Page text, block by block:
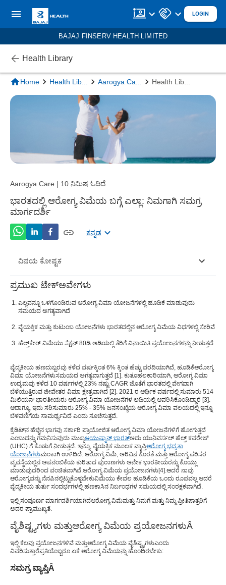
LOGIN
BAJAJ FINSERV HEALTH LIMITED
Health Library
Home Health Lib Aarogya Ca Health Lib
Aarogya Care | 10 ನಿಮಿಷ ಓದಿದೆ
ಭಾರತದಲ್ಲಿ ಆರೋಗ್ಯ ವಿಮೆಯ ಬಗ್ಗೆ ಎಲ್ಲಾ: ನಿಮಗಾಗಿ ಸಮಗ್ರ
ಮಾರ್ಗದರ್ಶಿ
ಕನ್ನಡ
ವಿಷಯ ಕೋಷ್ಟಕ
ಭಾರತದಲ್ಲಿ ಸರ್ಕಾರದ ಆರೋಗ್ಯ ವಿಮಾ ಯೋಜನೆಗಳುÂ
ಐಟಿ ಕಾಯಿದೆಯ ಸೆಕ್ಷನ್ 80ಡಿ ಅಡಿಯಲ್ಲಿ ತೆರಿಗೆ
ಪ್ರಯೋಜನಗಳುÂ
ಆರೋಗ್ಯ ವಿಮೆಯನ್ನು ಖರೀದಿಸುವ ಮೊದಲು ಪರಿಗಣಿಸಬೇಕಾದ
ವಿಷಯಗಳುÂ
ನಿಮ್ಮ ಆರೋಗ್ಯ ವಿಮಾ ಪಾಲಿಸಿಯನ್ನು ಹೆಚ್ಚು ಕೈಗೆಟುಕುವಂತೆ
ಮಾಡುವುದು ಹೇಗೆ?Â
ಪ್ರಮುಖ ಟೇಕ್ಅವೇಗಳು
ಎಲ್ಲವನ್ನೂ ಒಳಗೊಂಡಿರುವ ಆರೋಗ್ಯ ವಿಮಾ ಯೋಜನೆಗಳಲ್ಲಿ ಹೂಡಿಕೆ ಮಾಡುವುದು
ಸಮಯದ ಅಗತ್ಯವಾಗಿದೆ
ವೈಯಕ್ತಿಕ ಮತ್ತು ಕುಟುಂಬ ಯೋಜನೆಗಳು ಭಾರತದಲ್ಲಿನ ಆರೋಗ್ಯ ವಿಮೆಯ ವಿಧಗಳಲ್ಲಿ ಸೇರಿವೆ
ಹೆಲ್ತ್‌ಕೇರ್ ವಿಮೆಯು ಸೆಕ್ಷನ್ 80ಡಿ ಅಡಿಯಲ್ಲಿ ತೆರಿಗೆ ವಿನಾಯಿತಿ ಪ್ರಯೋಜನಗಳನ್ನು ನೀಡುತ್ತದೆ
ವೈದ್ಯಕೀಯ ಹಣದುಬ್ಬರವು ಕಳೆದ ವರ್ಷಕ್ಕಿಂತ 6% ಕ್ಕಿಂತ ಹೆಚ್ಚು ವರದಿಯಾಗಿದೆ, ಹೂಡಿಕೆಆರೋಗ್ಯ
ವಿಮಾ ಯೋಜನೆಗಳುಸಮಯದ ಅಗತ್ಯವಾಗುತ್ತದೆ [1]. ಕುತೂಹಲಕಾರಿಯಾಗಿ, ಆರೋಗ್ಯ ವಿಮಾ
ಉದ್ಯಮವು ಕಳೆದ 10 ವರ್ಷಗಳಲ್ಲಿ 23% ನಷ್ಟು CAGR ಜೊತೆಗೆ ಭಾರತದಲ್ಲಿ ವೇಗವಾಗಿ
ಬೆಳೆಯುತ್ತಿರುವ ಜೀವೇತರ ವಿಮಾ ಕ್ಷೇತ್ರವಾಗಿದೆ [2]. 2021 ರ ಆರ್ಥಿಕ ವರ್ಷದಲ್ಲಿ ಸುಮಾರು 514
ಮಿಲಿಯನ್ ಭಾರತೀಯರು ಆರೋಗ್ಯ ವಿಮಾ ಯೋಜನೆಗಳ ಅಡಿಯಲ್ಲಿ ಆವರಿಸಿಕೊಂಡಿದ್ದಾರೆ [3].
ಆದಾಗ್ಯೂ, ಇದು ಸರಿಸುಮಾರು 25% - 35% ಜನಸಂಖ್ಯೆಯ ಆರೋಗ್ಯ ವಿಮಾ ವಲಯದಲ್ಲಿ ಇನ್ನೂ
ಬೆಳವಣಿಗೆಯ ಸಾಮರ್ಥ್ಯವಿದೆ ಎಂದು ಸೂಚಿಸುತ್ತದೆ.
ಕ್ರೆಡಿಟ್‌ನ ಹೆಚ್ಚಿನ ಭಾಗವು ಸರ್ಕಾರಿ ಪ್ರಾಯೋಜಿತ ಆರೋಗ್ಯ ವಿಮಾ ಯೋಜನೆಗಳಿಗೆ ಹೋಗುತ್ತದೆ
ಎಂಬುದನ್ನು ಗಮನಿಸುವುದು ಮುಖ್ಯಆಯುಷ್ಮಾನ್ ಭಾರತ್ಅದು ಯುನಿವರ್ಸಲ್ ಹೆಲ್ತ್ ಕವರೇಜ್
(UHC) ಗೆ ಕೊಡುಗೆ ನೀಡುತ್ತದೆ. ಇನ್ನೂ, ವೈಯಕ್ತಿಕ ಮೂಲಕ ವ್ಯಾಪ್ತಿಆರೋಗ್ಯ ಭದ್ರತಾ
ಯೋಜನೆಗಳುಮಂಕಾಗಿ ಉಳಿದಿದೆ. ಆರೋಗ್ಯ ವಿಮೆ, ಅರಿವಿನ ಕೊರತೆ ಮತ್ತು ಆರೋಗ್ಯ ಪರಿಸರ
ವ್ಯವಸ್ಥೆಯಲ್ಲಿನ ಅಪನಂಬಿಕೆಯ ಕುರಿತಾದ ಪುರಾಣಗಳು ಅನೇಕ ಭಾರತೀಯರನ್ನು ಕೊಯ್ಲು
ಮಾಡುವುದರಿಂದ ವಂಚಿತವಾಗಿವೆ.ಆರೋಗ್ಯ ವಿಮೆಯ ಪ್ರಯೋಜನಗಳು [4].ಆದರೆ ನಾವು
ಆರೋಗ್ಯವನ್ನು ನೆನಪಿನಲ್ಲಿಟ್ಟುಕೊಳ್ಳಬೇಕುವಿಮೆಯು ಕೇವಲ ಹೂಡಿಕೆಯ ಒಂದು ರೂಪವಲ್ಲ ಆದರೆ
ವೈದ್ಯಕೀಯ ತುರ್ತು ಸಂದರ್ಭಗಳಲ್ಲಿ ಹಣಕಾಸಿನ ನಿರ್ಬಂಧಗಳ ಸಮಯದಲ್ಲಿ ಸಂರಕ್ಷಕವಾಗಿದೆ.
ಇಲ್ಲಿ ಸಂಪೂರ್ಣ ಮಾರ್ಗದರ್ಶಿಯಾಗಿದೆಆರೋಗ್ಯ ವಿಮೆಮತ್ತು ನಿಮಗೆ ಮತ್ತು ನಿಮ್ಮ ಪ್ರೀತಿಪಾತ್ರರಿಗೆ
ಅದರ ಪ್ರಾಮುಖ್ಯತೆ.
ವೈಶಿಷ್ಟ್ಯಗಳು ಮತ್ತುಆರೋಗ್ಯ ವಿಮೆಯ ಪ್ರಯೋಜನಗಳುÂ
ಇಲ್ಲಿ ಕೆಲವು ಪ್ರಯೋಜನಗಳಿವೆ ಮತ್ತುಆರೋಗ್ಯ ವಿಮೆಯ ವೈಶಿಷ್ಟ್ಯಗಳುಎಂದು
ವಿವರಿಸುತ್ತಾರೆಪ್ರತಿಯೊಬ್ಬರೂ ಏಕೆ ಆರೋಗ್ಯ ವಿಮೆಯನ್ನು ಹೊಂದಿರಬೇಕು:
ಸಮಗ್ರ ವ್ಯಾಪ್ತಿÂ